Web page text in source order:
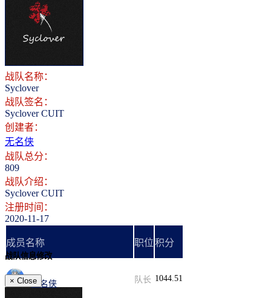
询
战队名称：
Syclover
战队签名：
Syclover CUIT
创建者：
无名侠
战队总分：
809
战队介绍：
Syclover CUIT
注册时间：
2020-11-17
成员名称 职位积分
无名侠 队长 1044.51
战队信息修改
× Close